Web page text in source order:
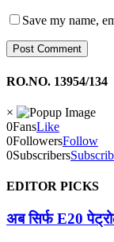
Save my name,
RO.NO. 13954/134
×
0FansLike
0FollowersFollow
0Subscribers
EDITOR PICKS
अब सिर्फ E20